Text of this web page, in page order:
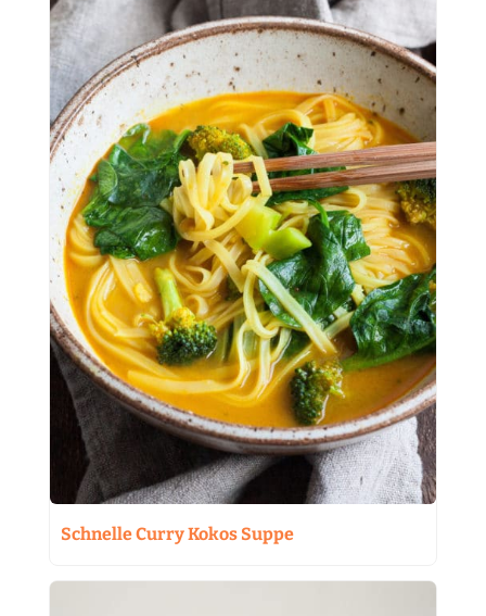
Schnelle Curry Kokos Suppe